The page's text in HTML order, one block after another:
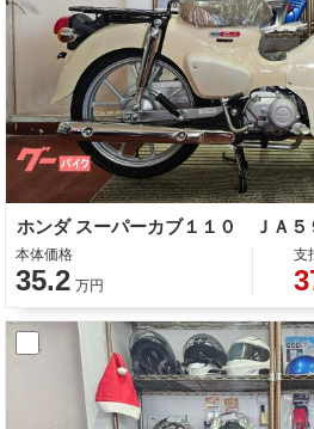
本体価格
35.2 万円
支